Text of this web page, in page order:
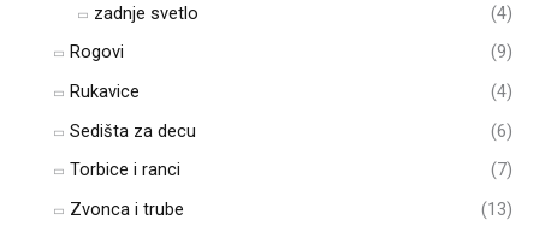
zadnje svetlo
(4)
Rogovi
(9)
Rukavice
(4)
Sedišta za decu
(6)
Torbice i ranci
(7)
Zvonca i trube
(13)